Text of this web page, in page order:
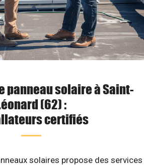
panneau solaire à Saint-
(62) :
certifiés
solaires propose des services